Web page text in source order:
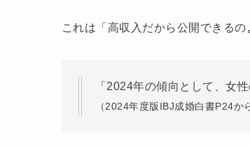
これは「高収入だから公開できる
「2024年の傾向として、女
（2024年度版IBJ成婚白書P24か